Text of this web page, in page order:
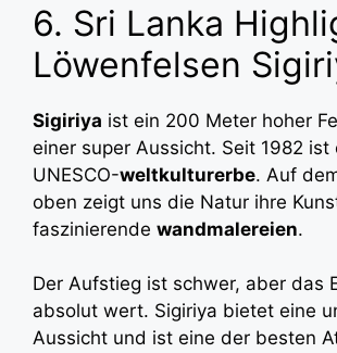
6. Sri Lanka
Löwenfelsen
Sigiriya ist ein 200 Meter hoher
einer super Aussicht. Seit 1982 ist
UNESCO-weltkulturerbe. Auf
oben zeigt uns die Natur ihre
faszinierende wandmalereien.
Der Aufstieg ist schwer, aber das
absolut wert. Sigiriya bietet eine
Aussicht und ist eine der besten